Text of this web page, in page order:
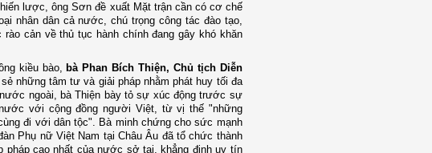
lược, ông Sơn đề xuất Mặt trận cần có cơ chế
nhân dân cả nước, chú trọng công tác đào tạo,
cản về thủ tục hành chính đang gây khó khăn
kiều bào, bà Phan Bích Thiện, Chủ tịch Diễn
những tâm tư và giải pháp nhằm phát huy tối đa
ngoài, bà Thiện bày tỏ sự xúc động trước sự
với cộng đồng người Việt, từ vị thế "những
đi với dân tộc". Bà minh chứng cho sức mạnh
Phụ nữ Việt Nam tại Châu Âu đã tổ chức thành
cao nhất của nước sở tại, khẳng định uy tín